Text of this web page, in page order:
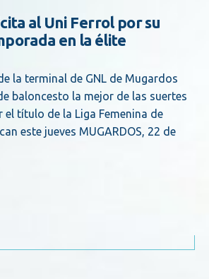
al Uni Ferrol por su
en la élite
la terminal de GNL de Mugardos
baloncesto la mejor de las suertes
título de la Liga Femenina de
este jueves MUGARDOS, 22 de